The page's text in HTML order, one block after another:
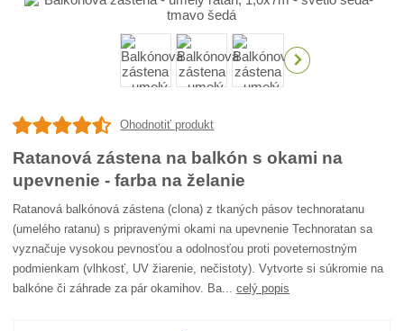
Ohodnotiť produkt
Ratanová zástena na balkón s okami na
upevnenie - farba na želanie
Ratanová balkónová zástena (clona) z tkaných pásov technoratanu
(umelého ratanu) s pripravenými okami na upevnenie Technoratan sa
vyznačuje vysokou pevnosťou a odolnosťou proti poveternostným
podmienkam (vlhkosť, UV žiarenie, nečistoty). Vytvorte si súkromie na
balkóne či záhrade za pár okamihov. Ba...celý popis